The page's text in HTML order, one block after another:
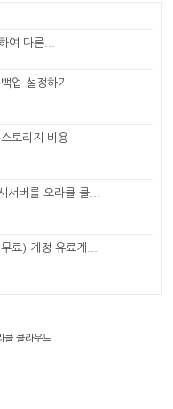
여 다른...
업 설정하기
토리지 비용
서버를 오라클 클...
료) 계정 유료계...
클 클라우드